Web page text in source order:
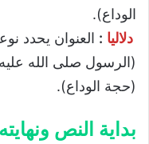
الوداع).
دلاليا : العنوان يحدد
(الرسول صلى الله
(حجة الوداع).
بداية النص ونهايته